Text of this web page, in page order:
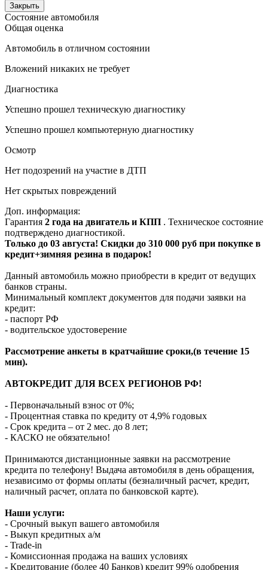
Закрыть
Состояние автомобиля
Общая оценка
Автомобиль в отличном состоянии
Вложений никаких не требует
Диагностика
Успешно прошел техническую диагностику
Успешно прошел компьютерную диагностику
Осмотр
Нет подозрений на участие в ДТП
Нет скрытых повреждений
Доп. информация:
Гарантия 2 года на двигатель и КПП . Техническое состояние
подтверждено диагностикой.
Только до 03 августа! Скидки до 310 000 руб при покупке в
кредит+зимняя резина в подарок!
Данный автомобиль можно приобрести в кредит от ведущих
банков страны.
Минимальный комплект документов для подачи заявки на
кредит:
- паспорт РФ
- водительское удостоверение
Рассмотрение анкеты в кратчайшие сроки,(в течение 15
мин).
АВТОКРЕДИТ ДЛЯ ВСЕХ РЕГИОНОВ РФ!
- Первоначальный взнос от 0%;
- Процентная ставка по кредиту от 4,9% годовых
- Срок кредита – от 2 мес. до 8 лет;
- КАСКО не обязательно!
Принимаются дистанционные заявки на рассмотрение
кредита по телефону! Выдача автомобиля в день обращения,
независимо от формы оплаты (безналичный расчет, кредит,
наличный расчет, оплата по банковской карте).
Наши услуги:
- Срочный выкуп вашего автомобиля
- Выкуп кредитных а/м
- Trade-in
- Комиссионная продажа на ваших условиях
- Кредитование (более 40 Банков) кредит 99% одобрения